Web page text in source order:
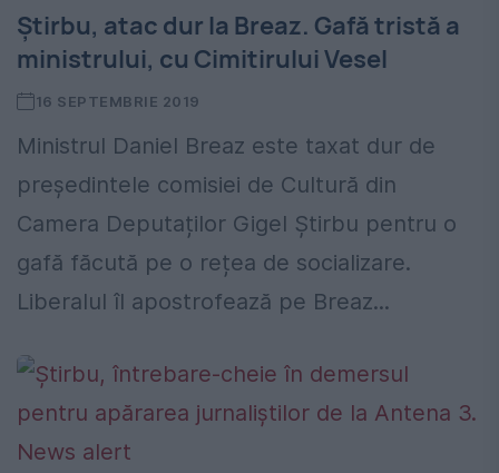
Știrbu, atac dur la Breaz. Gafă tristă a
ministrului, cu Cimitirului Vesel
16 SEPTEMBRIE 2019
Ministrul Daniel Breaz este taxat dur de
președintele comisiei de Cultură din
Camera Deputaților Gigel Știrbu pentru o
gafă făcută pe o rețea de socializare.
Liberalul îl apostrofează pe Breaz...